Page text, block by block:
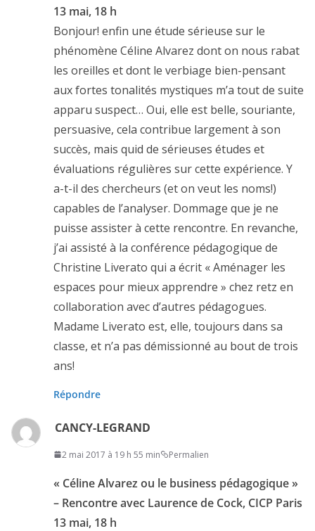
13 mai, 18 h
Bonjour! enfin une étude sérieuse sur le
phénomène Céline Alvarez dont on nous rabat
les oreilles et dont le verbiage bien-pensant
aux fortes tonalités mystiques m’a tout de suite
apparu suspect… Oui, elle est belle, souriante,
persuasive, cela contribue largement à son
succès, mais quid de sérieuses études et
évaluations régulières sur cette expérience. Y
a-t-il des chercheurs (et on veut les noms!)
capables de l’analyser. Dommage que je ne
puisse assister à cette rencontre. En revanche,
j’ai assisté à la conférence pédagogique de
Christine Liverato qui a écrit « Aménager les
espaces pour mieux apprendre » chez retz en
collaboration avec d’autres pédagogues.
Madame Liverato est, elle, toujours dans sa
classe, et n’a pas démissionné au bout de trois
ans!
Répondre
CANCY-LEGRAND
2 mai 2017 à 19 h 55 min Permalien
« Céline Alvarez ou le business pédagogique »
– Rencontre avec Laurence de Cock, CICP Paris
13 mai, 18 h